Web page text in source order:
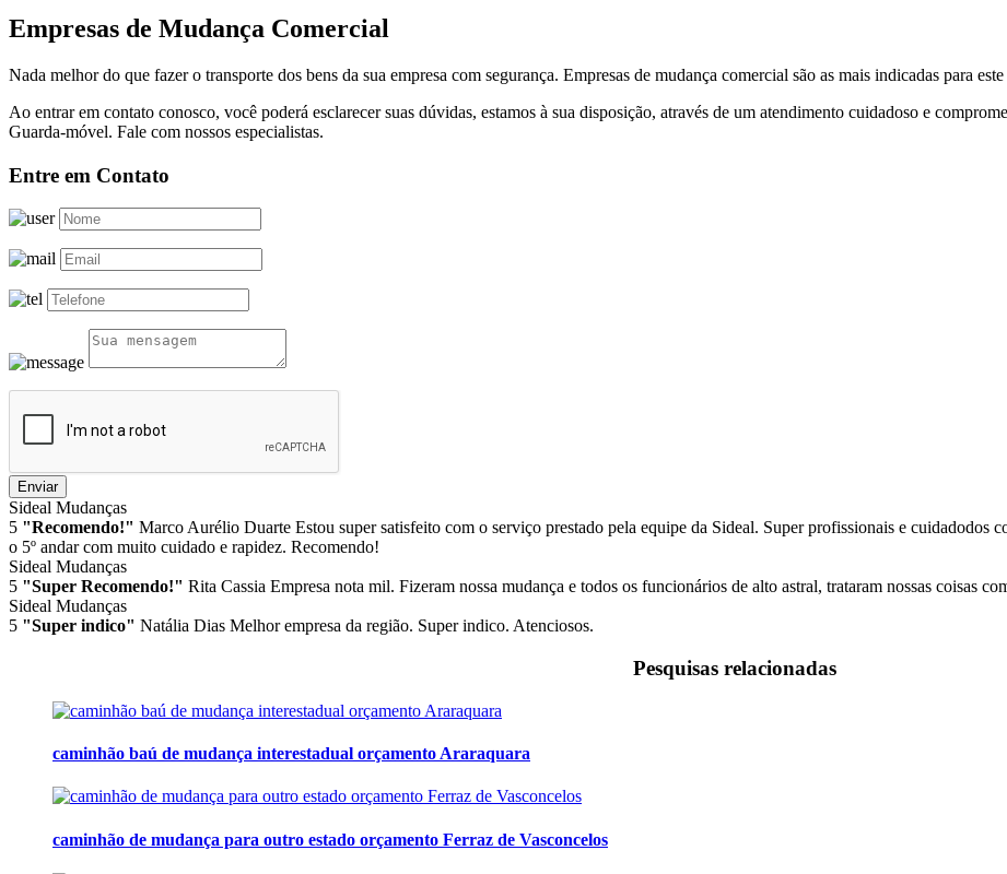
Empresas de Mudança Comercial
Nada melhor do que fazer o transporte dos bens da sua empresa com segurança. Empresas de mudança comercial são as mais indicadas para
Ao entrar em contato conosco, você poderá esclarecer suas dúvidas, estamos à sua disposição, através de um atendimento cuidadoso e
Guarda-móvel. Fale com nossos especialistas.
Entre em Contato
Enviar
Sideal Mudanças
5 "Recomendo!" Marco Aurélio Duarte Estou super satisfeito com o serviço prestado pela equipe da Sideal. Super profissionais e cuidadodos
o 5º andar com muito cuidado e rapidez. Recomendo!
Sideal Mudanças
5 "Super Recomendo!" Rita Cassia Empresa nota mil. Fizeram nossa mudança e todos os funcionários de alto astral, trataram nossas coisas
Sideal Mudanças
5 "Super indico" Natália Dias Melhor empresa da região. Super indico. Atenciosos.
Pesquisas relacionadas
caminhão baú de mudança interestadual orçamento Araraquara
caminhão de mudança para outro estado orçamento Ferraz de Vasconcelos